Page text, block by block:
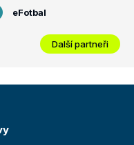
eFotbal
Další partneři